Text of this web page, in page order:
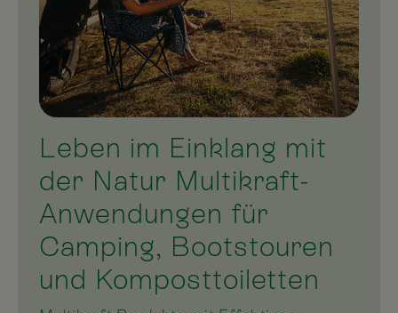
Leben im Einklang mit
der Natur Multikraft-
Anwendungen für
Camping, Bootstouren
und Komposttoiletten